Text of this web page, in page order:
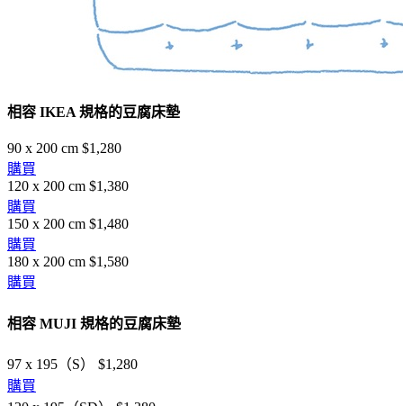
相容 IKEA 規格的豆腐床墊
90 x 200 cm $1,280
購買
120 x 200 cm $1,380
購買
150 x 200 cm $1,480
購買
180 x 200 cm $1,580
購買
相容 MUJI 規格的豆腐床墊
97 x 195（S） $1,280
購買